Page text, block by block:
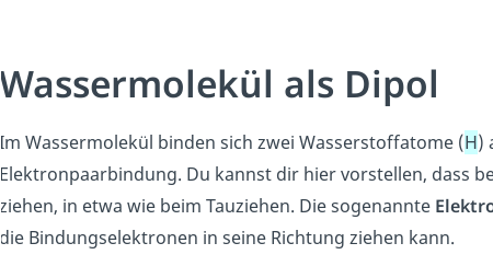
Wassermolekül als Dipol
Im Wassermolekül binden sich zwei Wasserstoffatome (H)
Elektronpaarbindung. Du kannst dir hier vorstellen, dass
ziehen, in etwa wie beim Tauziehen. Die sogenannte
die Bindungselektronen in seine Richtung ziehen kann.